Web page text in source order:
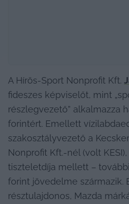
A Hírös-Sport Nonprofit Kft.
fideszes képviselőt, mint
részlegvezető” alkalmazza
forintért. Emellett
szakosztályvezető a
Nonprofit Kft.-nél (volt
tiszteletdíja mellett –
forint jövedelme származik.
résztulajdonos, Mazda